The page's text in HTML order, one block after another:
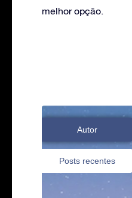
melhor opção.
Autor
Posts recentes